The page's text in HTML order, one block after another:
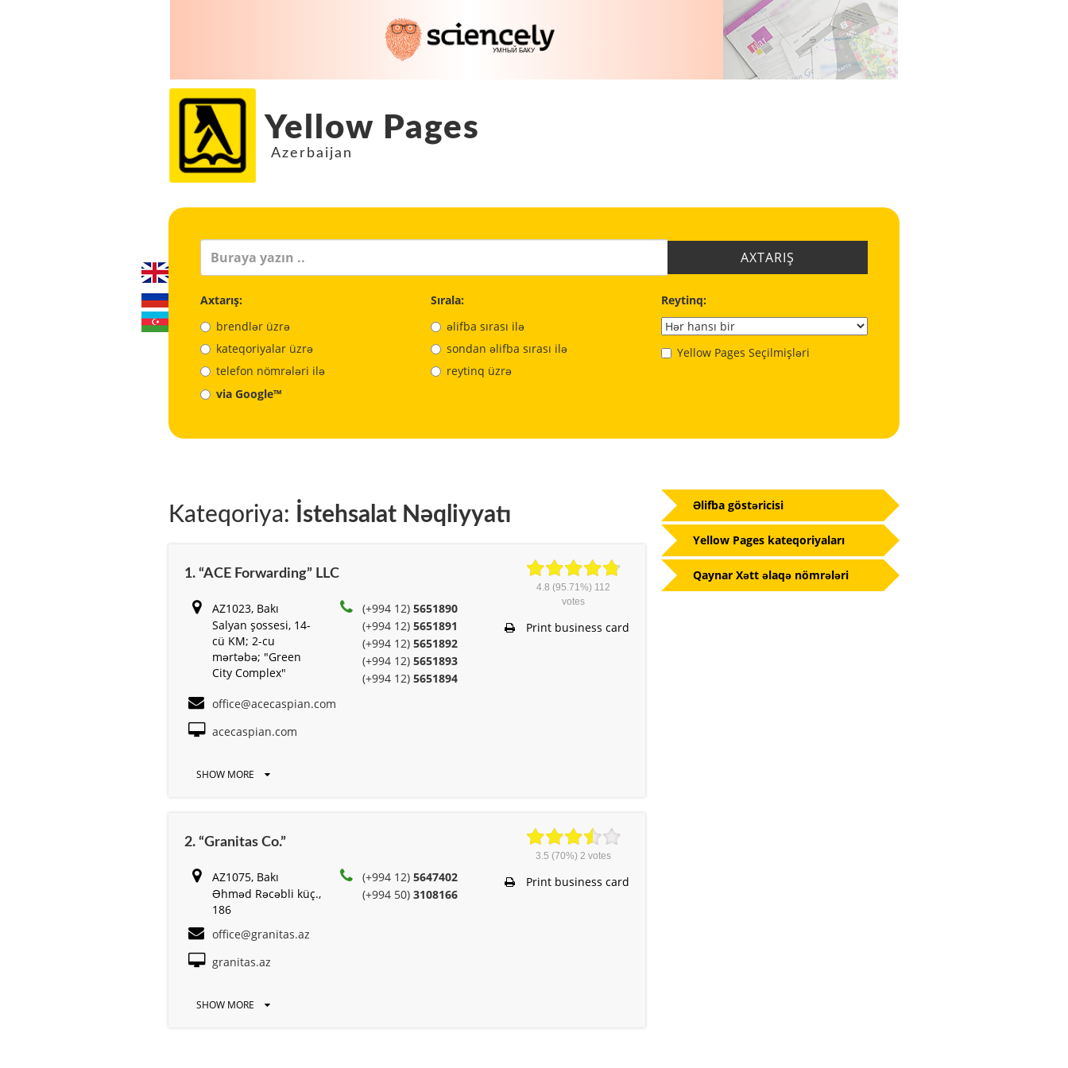
Yellow Pages
Azerbaijan
AXTARIŞ
Axtarış:
brendlər üzrə
kateqoriyalar üzrə
telefon nömrələri ilə
via Google™
Sırala:
əlifba sırası ilə
sondan əlifba sırası ilə
reytinq üzrə
Reytinq:
Yellow Pages Seçilmişləri
Kateqoriya: İstehsalat Nəqliyyatı
1. “ACE Forwarding” LLC
AZ1023, Bakı
Salyan şossesi, 14-
cü KM; 2-cu
mərtəbə; "Green
City Complex"
(+994 12)5651890
(+994 12)5651891
(+994 12)5651892
(+994 12)5651893
(+994 12)5651894
office@acecaspian.com
acecaspian.com
SHOW MORE
4.8 (95.71%) 112
votes
Print business card
2. “Granitas Co.”
AZ1075, Bakı
Əhməd Rəcəbli küç.,
186
(+994 12)5647402
(+994 50)3108166
office@granitas.az
granitas.az
SHOW MORE
3.5 (70%) 2 votes
Print business card
Əlifba göstəricisi
Yellow Pages kateqoriyaları
Qaynar Xətt əlaqə nömrələri